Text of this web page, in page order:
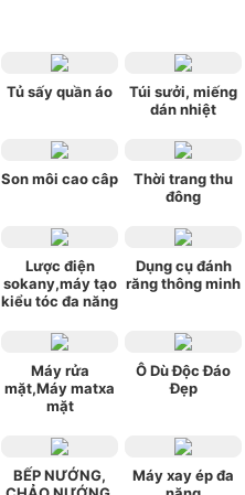
Tủ sấy quần áo
Túi sưởi, miếng
dán nhiệt
Son môi cao câp
Thời trang thu
đông
Lược điện
sokany,máy tạo
kiểu tóc đa năng
Dụng cụ đánh
răng thông minh
Máy rửa
mặt,Máy matxa
mặt
Ô Dù Độc Đáo
Đẹp
BẾP NƯỚNG,
Máy xay ép đa